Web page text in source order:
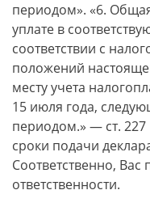
периодом». «6.
уплате в
соответствии с
положений
месту учета
15 июля года,
периодом.» — ст.
сроки подачи
Соответственно,
ответственности.